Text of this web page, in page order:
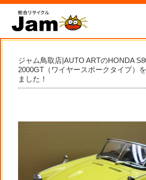
ジャム鳥取店|AUTO ARTのHONDA
2000GT（ワイヤースポークタイプ）
ました！